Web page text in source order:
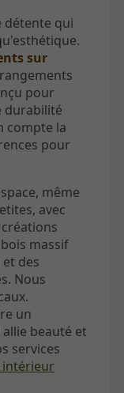
détente qui
sur
pour
durabilité
compte la
pour
même
avec
massif
des
Nous
un
beauté et
services
intérieur